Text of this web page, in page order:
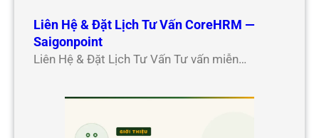
Liên Hệ & Đặt Lịch Tư Vấn CoreHRM —
Saigonpoint
Liên Hệ & Đặt Lịch Tư Vấn Tư vấn miễn…